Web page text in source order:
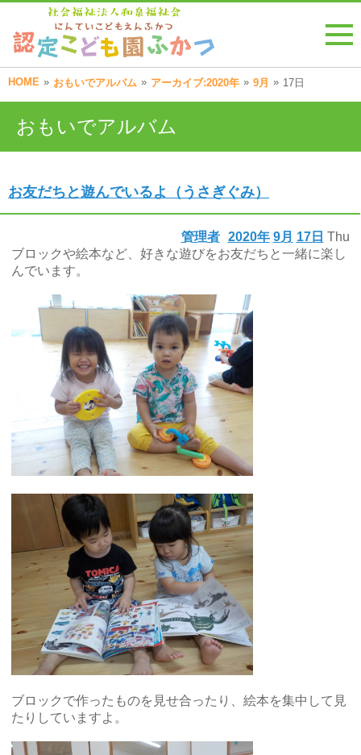
HOME » おもいでアルバム » アーカイブ:2020年 » 9月 » 17日
おもいでアルバム
お友だちと遊んでいるよ（うさぎぐみ）
2020年 9月 17日 Thu
管理者
ブロックや絵本など、好きな遊びをお友だちと一緒に楽し
んでいます。
ブロックで作ったものを見せ合ったり、絵本を集中して見
たりしていますよ。